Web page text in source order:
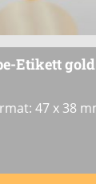
Etikett
47 x 38